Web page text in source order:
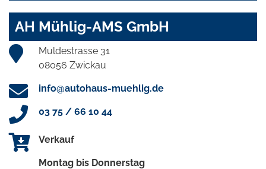
AH Mühlig-AMS GmbH
Muldestrasse 31
08056 Zwickau
info@autohaus-muehlig.de
03 75 / 66 10 44
Verkauf
Montag bis Donnerstag